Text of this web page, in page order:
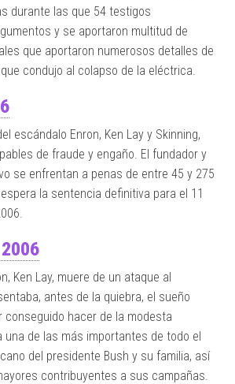
durante las que 54 testigos
y se aportaron multitud de
que aportaron numerosos detalles de
condujo al colapso de la eléctrica.
escándalo Enron, Ken Lay y Skinning,
de fraude y engaño. El fundador y
se enfrentan a penas de entre 45 y 275
la sentencia definitiva para el 11
Ken Lay, muere de un ataque al
antes de la quiebra, el sueño
conseguido hacer de la modesta
una de las más importantes de todo el
del presidente Bush y su familia, así
contribuyentes a sus campañas.